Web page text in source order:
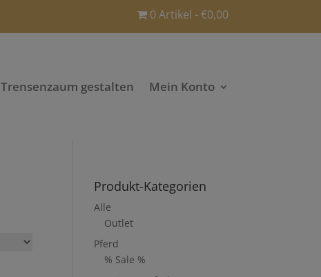
0 Artikel €0,00
Trensenzaum gestalten Mein Konto
Produkt-Kategorien
Alle
Outlet
Pferd
% Sale %